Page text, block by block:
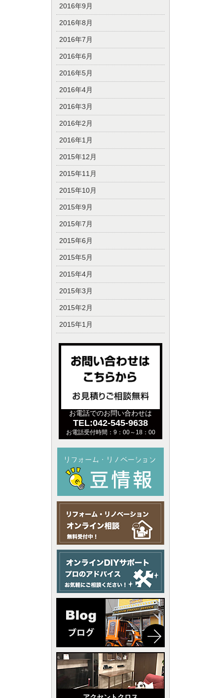
2016年9月
2016年8月
2016年7月
2016年6月
2016年5月
2016年4月
2016年3月
2016年2月
2016年1月
2015年12月
2015年11月
2015年10月
2015年9月
2015年7月
2015年6月
2015年5月
2015年4月
2015年3月
2015年2月
2015年1月
お電話でのお問い合わせは
TEL:042-545-9638
お電話受付時間：9：00～18：00